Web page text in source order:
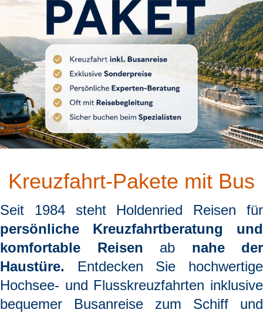
Kreuzfahrt-Pakete mit Bus
Seit 1984 steht Holdenried Reisen für
persönliche Kreuzfahrtberatung und
komfortable Reisen ab nahe der
Haustüre. Entdecken Sie hochwertige
Hochsee- und Flusskreuzfahrten inklusive
bequemer Busanreise zum Schiff und